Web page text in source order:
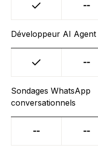
--
Développeur AI Agent
--
Sondages WhatsApp
conversationnels
-- --